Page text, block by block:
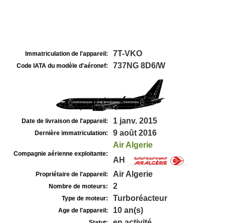
Immatriculation de l'appareil: 7T-VKO
Code IATA du modèle d'aéronef: 737NG 8D6/W
Date de livraison de l'appareil: 1 janv. 2015
Dernière immatriculation: 9 août 2016
Compagnie aérienne exploitante:
Air Algerie
AH
Propriétaire de l'appareil: Air Algerie
Nombre de moteurs: 2
Type de moteur: Turboréacteur
Age de l'appareil: 10 an(s)